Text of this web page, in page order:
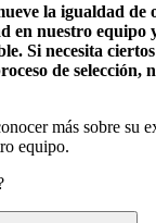
la igualdad de
en nuestro equipo
Si necesita
de selección,
más sobre su
equipo.